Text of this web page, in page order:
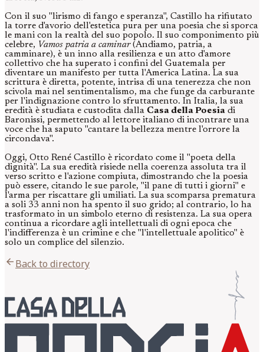
Con il suo "lirismo di fango e speranza", Castillo ha rifiutato
la torre d'avorio dell'estetica pura per una poesia che si sporca
le mani con la realtà del suo popolo. Il suo componimento più
celebre, Vamos patria a caminar(Andiamo, patria, a
camminare), è un inno alla resilienza e un atto d'amore
collettivo che ha superato i confini del Guatemala per
diventare un manifesto per tutta l'America Latina. La sua
scrittura è diretta, potente, intrisa di una tenerezza che non
scivola mai nel sentimentalismo, ma che funge da carburante
per l'indignazione contro lo sfruttamento. In Italia, la sua
eredità è studiata e custodita dalla Casa della Poesia di
Baronissi, permettendo al lettore italiano di incontrare una
voce che ha saputo "cantare la bellezza mentre l'orrore la
circondava".
Oggi, Otto René Castillo è ricordato come il "poeta della
dignità". La sua eredità risiede nella coerenza assoluta tra il
verso scritto e l'azione compiuta, dimostrando che la poesia
può essere, citando le sue parole, "il pane di tutti i giorni" e
l'arma per riscattare gli umiliati. La sua scomparsa prematura
a soli 33 anni non ha spento il suo grido; al contrario, lo ha
trasformato in un simbolo eterno di resistenza. La sua opera
continua a ricordare agli intellettuali di ogni epoca che
l'indifferenza è un crimine e che "l'intellettuale apolitico" è
solo un complice del silenzio.
arrow_backBack to directory